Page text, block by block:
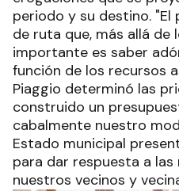
periodo y su destino. "El
de ruta que, más allá de
importante es saber
función de los recursos
Piaggio determinó las
construido un
cabalmente nuestro
Estado municipal
para dar respuesta a las
nuestros vecinos y